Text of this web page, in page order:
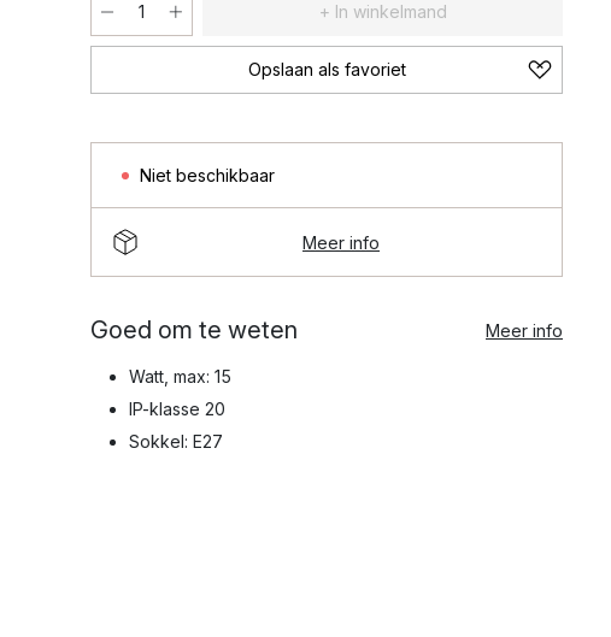
+ In winkelmand
Opslaan als favoriet
Niet beschikbaar
Meer info
Goed om te weten Meer info
Watt, max: 15
IP-klasse 20
Sokkel: E27